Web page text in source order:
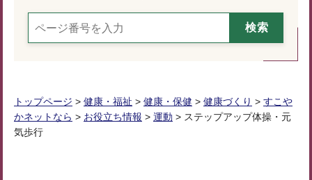
トップページ > 健康・福祉 > 健康・保健 > 健康づくり > すこや
かネットなら > お役立ち情報 > 運動 > ステップアップ体操・元
気歩行